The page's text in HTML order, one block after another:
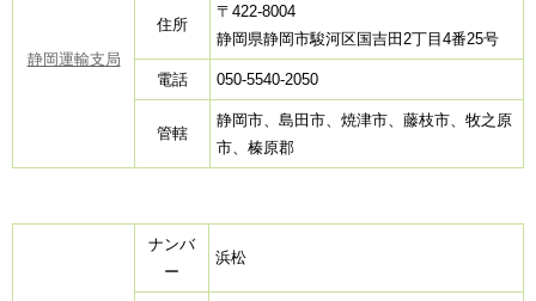
静岡運輸支局
住所
〒422-8004
静岡県静岡市駿河区国吉田2丁目4番25号
電話 050-5540-2050
管轄
静岡市、島田市、焼津市、藤枝市、牧之原
市、榛原郡
ナンバ
ー
浜松